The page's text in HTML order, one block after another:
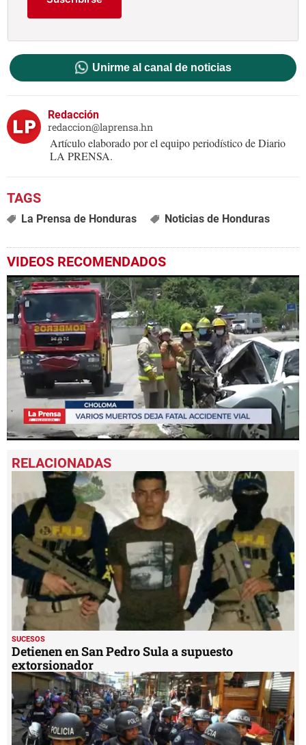
Unirme al canal de noticias
Redacción
redaccion@laprensa.hn
Artículo elaborado por el equipo periodístico de Diario
LA PRENSA.
La Prensa de Honduras Noticias de Honduras
VIDEOS RECOMENDADOS
seconds
of
seconds
SUCESOS
Detienen en San Pedro Sula a supuesto
extorsionador